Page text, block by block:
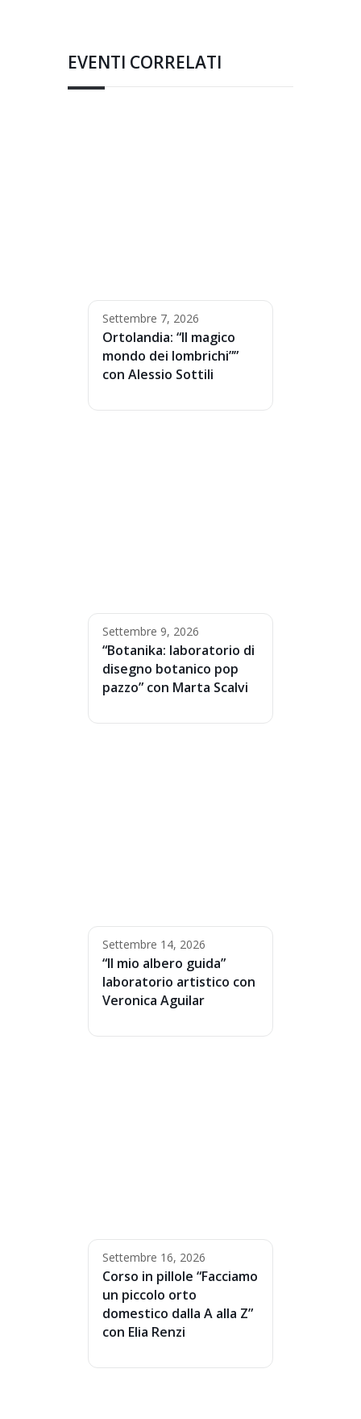
EVENTI CORRELATI
Settembre 7, 2026
Ortolandia: “Il magico
mondo dei lombrichi””
con Alessio Sottili
Settembre 9, 2026
“Botanika: laboratorio di
disegno botanico pop
pazzo” con Marta Scalvi
Settembre 14, 2026
“Il mio albero guida”
laboratorio artistico con
Veronica Aguilar
Settembre 16, 2026
Corso in pillole “Facciamo
un piccolo orto
domestico dalla A alla Z”
con Elia Renzi